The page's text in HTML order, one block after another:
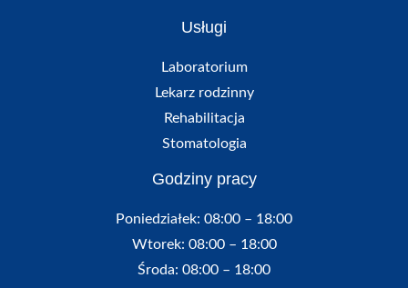
Usługi
Laboratorium
Lekarz rodzinny
Rehabilitacja
Stomatologia
Godziny pracy
Poniedziałek: 08:00 – 18:00
Wtorek: 08:00 – 18:00
Środa: 08:00 – 18:00